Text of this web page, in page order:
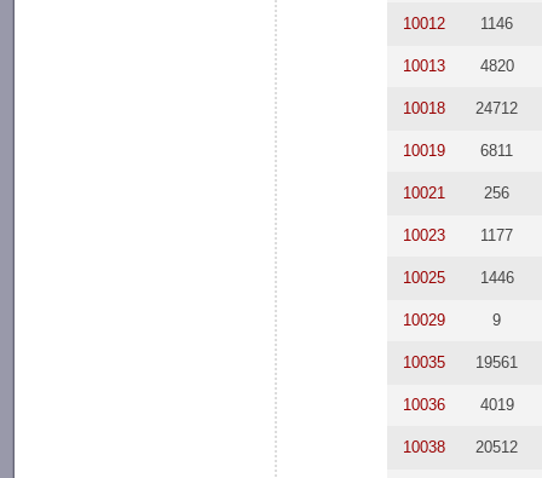
10012 1146
10013 4820
10018 24712
10019 6811
10021 256
10023 1177
10025 1446
10029 9
10035 19561
10036 4019
10038 20512